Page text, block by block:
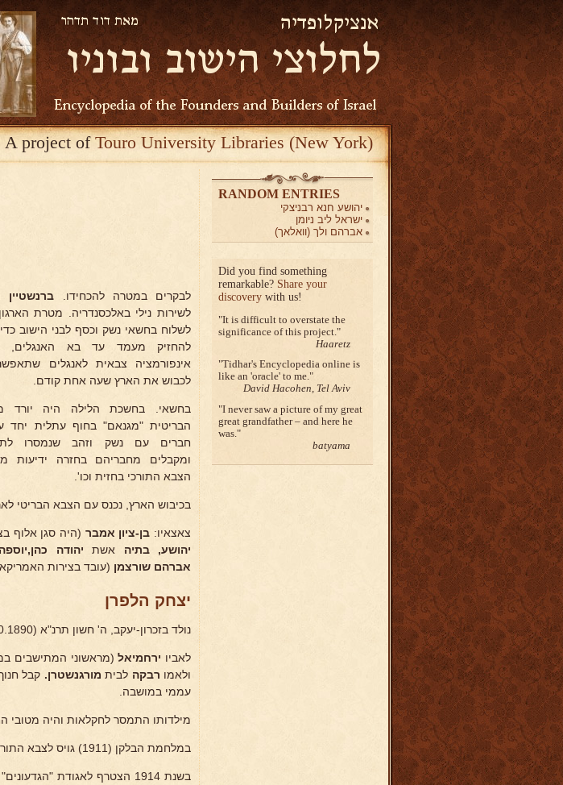
A project ofTouro University Libraries (New York)
לבקרים במטרה להכחידו. ברנשטיין
לשירות נילי באלכסנדריה. מטרת
לשלוח בחשאי נשק וכסף לבני הישוב כדי
להחזיק מעמד עד בא האנגלים,
אינפורמציה צבאית לאנגלים
לכבוש את הארץ שעה אחת קודם.
בחשאי. בחשכת הלילה היה יורד
הבריטית "מגנאם" בחוף עתלית יחד
חברים עם נשק וזהב שנמסרו
ומקבלים מחבריהם בחזרה ידיעות
הצבא התורכי בחזית וכו'.
בכיבוש הארץ, נכנס עם הצבא הבריטי
צאצאיו: בן-ציון אמבר (היה סגן אלוף
יהושע, בתיה אשת יהודה כהן,יוספה
אברהם שורצמן (עובד בצירות
יצחק הלפרן
נולד בזכרון-יעקב, ה' חשון תרנ"א (17.10.1890).
לאביו ירחמיאל (מראשוני המתישבים
ולאמו רבקה לבית מורגנשטרן. קבל
עממי במושבה.
מילדותו התמסר לחקלאות והיה מטובי
במלחמת הבלקן (1911) גויס לצבא התורכי.
בשנת 1914 הצטרף לאגודת "הגדעונים" שבראשה עמד
RANDOM ENTRIES
יהושע חנא רבניצקי
ישראל ליב ניומן
אברהם ולך (וואלאך)
Did you find something
remarkable? Share your
discovery with us!
It is difficult to overstate the
significance of this project.
Haaretz
Tidhar's Encyclopedia online is
like an 'oracle' to me.
David Hacohen, Tel Aviv
I never saw a picture of my great
great grandfather – and here he
was.
batyama